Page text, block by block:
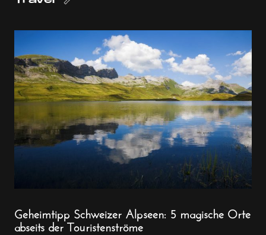
Geheimtipp Schweizer Alpseen: 5 magische Orte
abseits der Touristenströme